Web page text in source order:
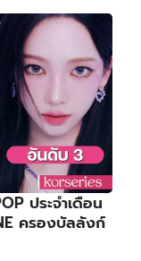
ประจำเดือน
ครองบัลลังก์